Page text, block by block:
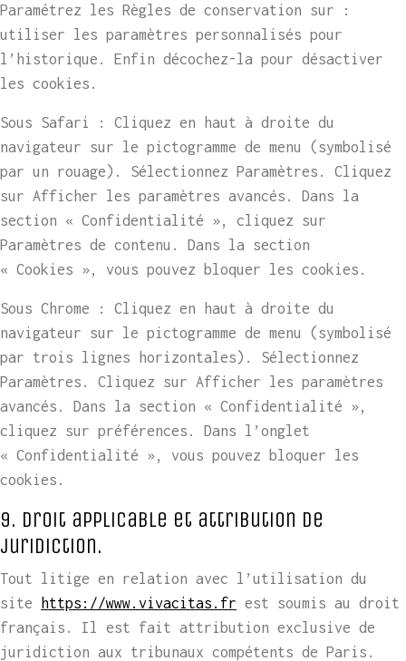
Paramétrez les Règles de conservation sur :
utiliser les paramètres personnalisés pour
l’historique. Enfin décochez-la pour désactiver
les cookies.
Sous Safari : Cliquez en haut à droite du
navigateur sur le pictogramme de menu (symbolisé
par un rouage). Sélectionnez Paramètres. Cliquez
sur Afficher les paramètres avancés. Dans la
section « Confidentialité », cliquez sur
Paramètres de contenu. Dans la section
« Cookies », vous pouvez bloquer les cookies.
Sous Chrome : Cliquez en haut à droite du
navigateur sur le pictogramme de menu (symbolisé
par trois lignes horizontales). Sélectionnez
Paramètres. Cliquez sur Afficher les paramètres
avancés. Dans la section « Confidentialité »,
cliquez sur préférences. Dans l’onglet
« Confidentialité », vous pouvez bloquer les
cookies.
9. Droit applicable et attribution de
juridiction.
Tout litige en relation avec l’utilisation du
site
https://www.vivacitas.fr est soumis au droit
français. Il est fait attribution exclusive de
juridiction aux tribunaux compétents de Paris.